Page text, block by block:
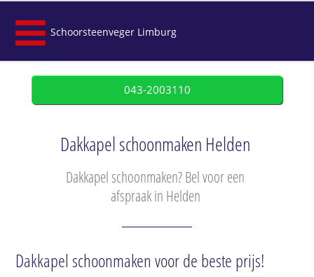
Schoorsteenveger Limburg
043-2003110
Dakkapel schoonmaken Helden
Dakkapel schoonmaken? Bel voor een
afspraak in Helden
Dakkapel schoonmaken voor de beste prijs!